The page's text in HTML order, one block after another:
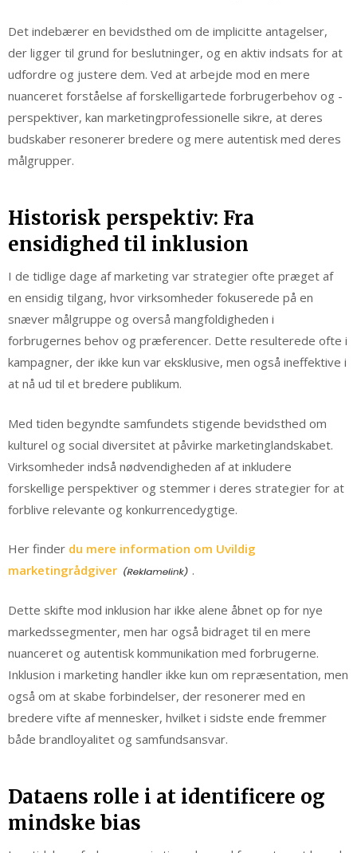
Det indebærer en bevidsthed om de implicitte antagelser,
der ligger til grund for beslutninger, og en aktiv indsats for at
udfordre og justere dem. Ved at arbejde mod en mere
nuanceret forståelse af forskelligartede forbrugerbehov og -
perspektiver, kan marketingprofessionelle sikre, at deres
budskaber resonerer bredere og mere autentisk med deres
målgrupper.
Historisk perspektiv: Fra
ensidighed til inklusion
I de tidlige dage af marketing var strategier ofte præget af
en ensidig tilgang, hvor virksomheder fokuserede på en
snæver målgruppe og overså mangfoldigheden i
forbrugernes behov og præferencer. Dette resulterede ofte i
kampagner, der ikke kun var eksklusive, men også ineffektive i
at nå ud til et bredere publikum.
Med tiden begyndte samfundets stigende bevidsthed om
kulturel og social diversitet at påvirke marketinglandskabet.
Virksomheder indså nødvendigheden af at inkludere
forskellige perspektiver og stemmer i deres strategier for at
forblive relevante og konkurrencedygtige.
Her finder du mere information om Uvildig
marketingrådgiver
.
Dette skifte mod inklusion har ikke alene åbnet op for nye
markedssegmenter, men har også bidraget til en mere
nuanceret og autentisk kommunikation med forbrugerne.
Inklusion i marketing handler ikke kun om repræsentation, men
også om at skabe forbindelser, der resonerer med en
bredere vifte af mennesker, hvilket i sidste ende fremmer
både brandloyalitet og samfundsansvar.
Dataens rolle i at identificere og
mindske bias